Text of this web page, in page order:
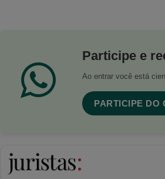
Participe e
Ao entrar você está
PARTICIPE DO